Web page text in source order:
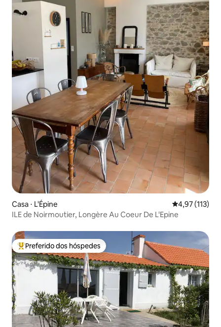
Casa ⋅ L'Épine 4,97 de uma
4,97 (113)
ILE de Noirmoutier, Longère Au Coeur De L'Epine
Entre os melhores preferidos dos hóspedes
Preferido dos hóspedes